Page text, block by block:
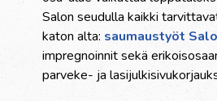
Salon seudulla kaikki
katon alta: saumaustyöt
impregnoinnit sekä
parveke- ja